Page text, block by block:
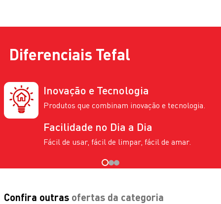
Diferenciais Tefal
Inovação e Tecnologia
Produtos que combinam inovação e tecnologia.
Facilidade no Dia a Dia
Fácil de usar, fácil de limpar, fácil de amar.
Confira outras ofertas da categoria